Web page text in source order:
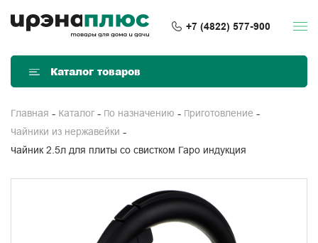
+7 (4822) 577-900
Каталог товаров
Главная Каталог По назначению Приготовление
Чайники из нержавейки
Чайник 2.5л для плиты со свистком Гаро индукция